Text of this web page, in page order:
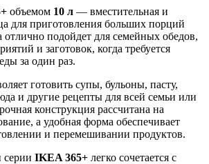
объемом 10 л — вместительная и
для приготовления больших порций
подойдет для семейных обедов,
и заготовок, когда требуется
за один раз.
готовить супы, бульоны, пасту,
и другие рецепты для всей семьи или
конструкция рассчитана на
а удобная форма обеспечивает
и перемешивании продуктов.
IKEA 365+ легко сочетается с